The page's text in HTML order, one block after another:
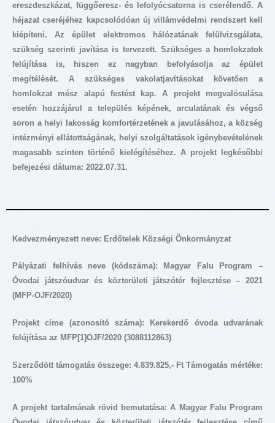
ereszdeszkázat, függőeresz- és lefolyócsatorna is cserélendő. A
héjazat cseréjéhez kapcsolódóan új villámvédelmi rendszert kell
kiépíteni. Az épület elektromos hálózatának felülvizsgálata,
szükség szerinti javítása is tervezett. Szükséges a homlokzatok
felújítása is, hiszen ez nagyban befolyásolja az épület
megítélését. A szükséges vakolatjavításokat követően a
homlokzat mész alapú festést kap. A projekt megvalósulása
esetén hozzájárul a település képének, arculatának és végső
soron a helyi lakosság komfortérzetének a javulásához, a község
intézményi ellátottságának, helyi szolgáltatások igénybevételének
magasabb szinten történő kielégítéséhez. A projekt legkésőbbi
befejezési dátuma: 2022.07.31.
Kedvezményezett neve: Erdőtelek Községi Önkormányzat
Pályázati felhívás neve (kódszáma): Magyar Falu Program –
Óvodai játszóudvar és közterületi játszótér fejlesztése – 2021
(MFP-OJF/2020)
Projekt címe (azonosító száma):
Kerekerdő óvoda udvarának
felújítása az MFP[1]OJF/2020 (3088112863)
Szerződött támogatás összege: 4.839.825,- Ft Támogatás mértéke:
100%
A projekt tartalmának rövid bemutatása: A Magyar Falu Program